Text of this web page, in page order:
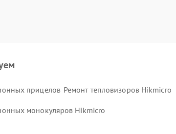
прицелов Ремонт тепловизоров Hikmicro
монокуляров Hikmicro